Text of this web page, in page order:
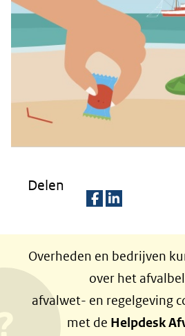
Delen
l
e
n
o
l
e
n
o
Overheden en bedrijven
over het
afvalwet- en regelgeving
met de Helpdesk